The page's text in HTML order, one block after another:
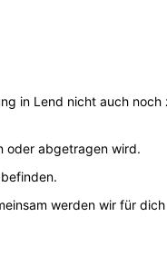
in Lend nicht auch noch
oder abgetragen wird.
werden wir für